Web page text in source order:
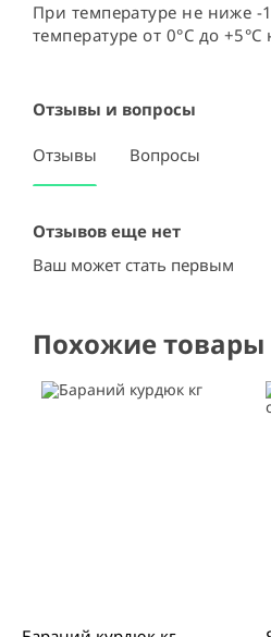
При температуре не ниже -
температуре от 0°C до +5°C
Отзывы и вопросы
Отзывы Вопросы
Отзывов еще нет
Ваш может стать первым
Похожие товары